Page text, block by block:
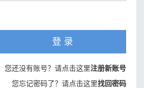
登 录
您还没有账号？请点击这里注册新账号
您忘记密码了？请点击这里找回密码